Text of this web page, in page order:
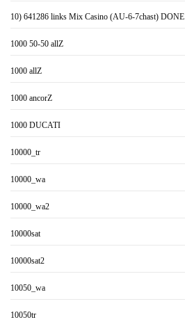
10) 641286 links Mix Casino (AU-6-7chast) DONE
1000 50-50 allZ
1000 allZ
1000 ancorZ
1000 DUCATI
10000_tr
10000_wa
10000_wa2
10000sat
10000sat2
10050_wa
10050tr